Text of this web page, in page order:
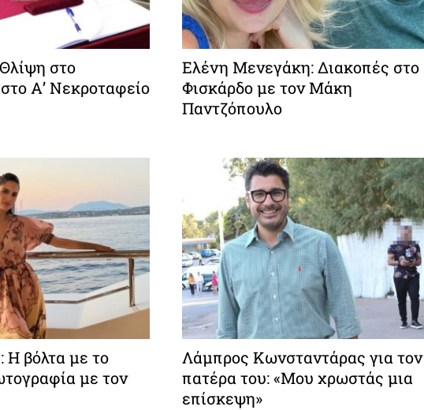
στο
Α’ Νεκροταφείο
Ελένη Μενεγάκη: Διακοπές στο
Φισκάρδο με τον Μάκη
Παντζόπουλο
Η βόλτα με το
με τον
Λάμπρος Κωνσταντάρας για τον
πατέρα του: «Μου χρωστάς μια
επίσκεψη»